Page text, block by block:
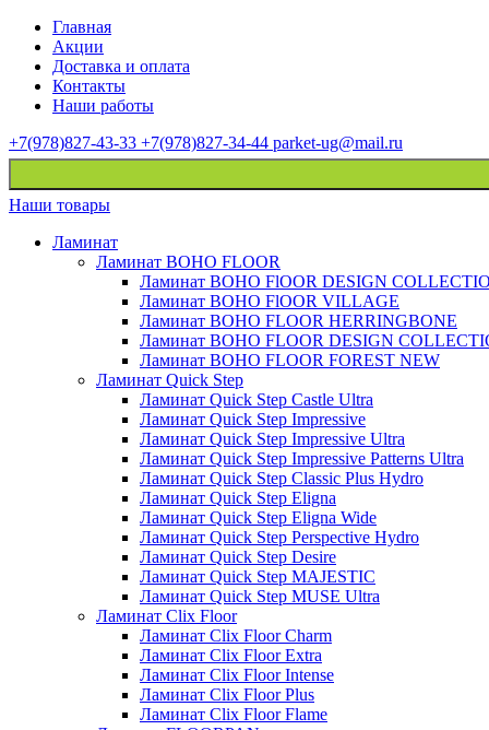
Главная
Акции
Доставка и оплата
Контакты
Наши работы
+7(978)827-43-33 +7(978)827-34-44 parket-ug@mail.ru
Наши товары
Ламинат
Ламинат BOHO FLOOR
Ламинат BOHO FlOOR DESIGN
Ламинат BOHO FlOOR VILLAGE
Ламинат BOHO FLOOR HERRINGBONE
Ламинат BOHO FLOOR DESIGN
Ламинат BOHO FLOOR FOREST NEW
Ламинат Quick Step
Ламинат Quick Step Castle Ultra
Ламинат Quick Step Impressive
Ламинат Quick Step Impressive Ultra
Ламинат Quick Step Impressive Patterns Ultra
Ламинат Quick Step Classic Plus Hydro
Ламинат Quick Step Eligna
Ламинат Quick Step Eligna Wide
Ламинат Quick Step Perspective Hydro
Ламинат Quick Step Desire
Ламинат Quick Step MAJESTIC
Ламинат Quick Step MUSE Ultra
Ламинат Clix Floor
Ламинат Clix Floor Charm
Ламинат Clix Floor Extra
Ламинат Clix Floor Intense
Ламинат Clix Floor Plus
Ламинат Clix Floor Flame